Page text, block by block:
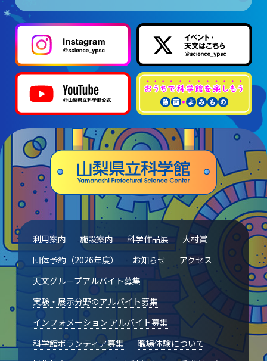
利用案内 施設案内 科学作品展
大村賞
団体予約（2026年度）
お知らせ
アクセス
天文グループアルバイト募集
実験・展示分野のアルバイト募集
インフォメーション アルバイト募集
科学館ボランティア募集
職場体験について